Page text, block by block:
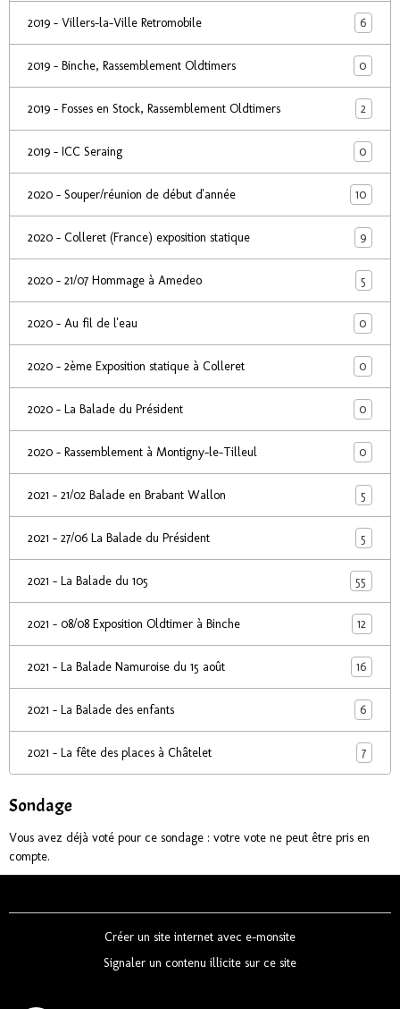
2019 - Villers-la-Ville Retromobile 6
2019 - Binche, Rassemblement Oldtimers 0
2019 - Fosses en Stock, Rassemblement Oldtimers 2
2019 - ICC Seraing 0
2020 - Souper/réunion de début d'année 10
2020 - Colleret (France) exposition statique 9
2020 - 21/07 Hommage à Amedeo 5
2020 - Au fil de l'eau 0
2020 - 2ème Exposition statique à Colleret 0
2020 - La Balade du Président 0
2020 - Rassemblement à Montigny-le-Tilleul 0
2021 - 21/02 Balade en Brabant Wallon 5
2021 - 27/06 La Balade du Président 5
2021 - La Balade du 105 55
2021 - 08/08 Exposition Oldtimer à Binche 12
2021 - La Balade Namuroise du 15 août 16
2021 - La Balade des enfants 6
2021 - La fête des places à Châtelet 7
Sondage
Vous avez déjà voté pour ce sondage : votre vote ne peut être pris en
compte.
Créer un site internet avec e-monsite
Signaler un contenu illicite sur ce site